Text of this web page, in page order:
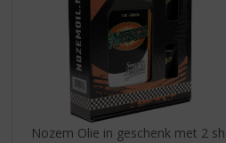
Nozem Olie in geschenk met 2